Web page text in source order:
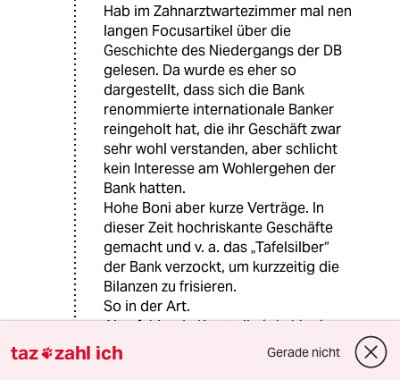
Hab im Zahnarztwartezimmer mal nen
langen Focusartikel über die
Geschichte des Niedergangs der DB
gelesen. Da wurde es eher so
dargestellt, dass sich die Bank
renommierte internationale Banker
reingeholt hat, die ihr Geschäft zwar
sehr wohl verstanden, aber schlicht
kein Interesse am Wohlergehen der
Bank hatten.
Hohe Boni aber kurze Verträge. In
dieser Zeit hochriskante Geschäfte
gemacht und v. a. das „Tafelsilber“
der Bank verzockt, um kurzzeitig die
Bilanzen zu frisieren.
So in der Art.
Also fehlende Kontrolle (wie hier ja
auch beschrieben) statt Unfähigkeit
der Banker.
taz zahl ich Gerade nicht